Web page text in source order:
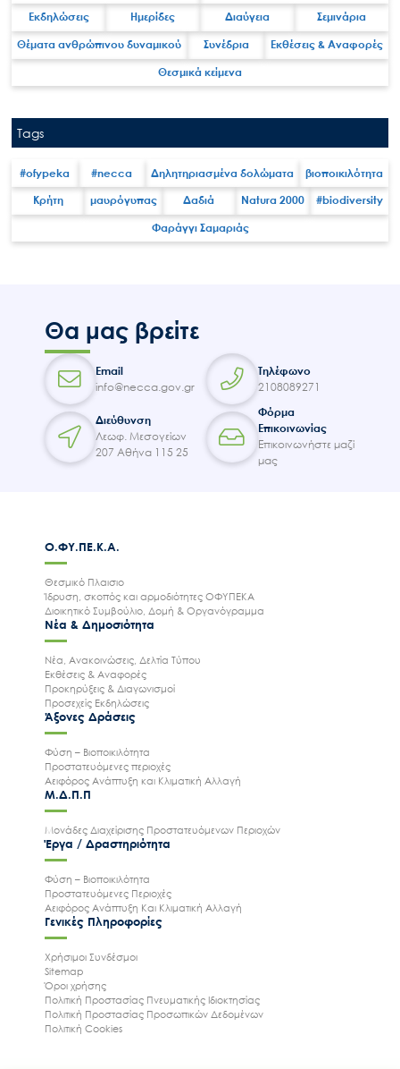
Search
Άξονες δράσης
Μ.Δ.Π.Π.
Έργα
Εισιτήρια
Επικοινωνία
Εκδηλώσεις Ημερίδες Διαύγεια Σεμινάρια
Θέματα ανθρώπινου δυναμικού Συνέδρια Εκθέσεις & Αναφορές
Θεσμικά κείμενα
Tags
#ofypeka #necca Δηλητηριασμένα δολώματα βιοποικιλότητα
Κρήτη μαυρόγυπας Δαδιά Natura 2000 #biodiversity
Φαράγγι Σαμαριάς
Θα μας βρείτε
Email
info@necca.gov.gr
Τηλέφωνο
2108089271
Διεύθυνση
Λεωφ. Μεσογείων
207 Αθήνα 115 25
Φόρμα
Επικοινωνίας
Επικοινωνήστε μαζί
μας
Ο.ΦΥ.ΠΕ.Κ.Α.
Θεσμικό Πλαισιο
Ίδρυση, σκοπός και αρμοδιότητες ΟΦΥΠΕΚΑ
Διοικητικό Συμβούλιο, Δομή & Οργανόγραμμα
Νέα & Δημοσιότητα
Νέα, Ανακοινώσεις, Δελτία Τύπου
Εκθέσεις & Αναφορές
Προκηρύξεις & Διαγωνισμοί
Προσεχείς Εκδηλώσεις
Άξονες Δράσεις
Φύση – Βιοποικιλότητα
Προστατευόμενες περιοχές
Αειφόρος Ανάπτυξη και Κλιματική Αλλαγή
Μ.Δ.Π.Π
Μονάδες Διαχείρισης Προστατευόμενων Περιοχών
Έργα / Δραστηριότητα
Φύση – Βιοποικιλότητα
Προστατευόμενες Περιοχές
Αειφόρος Ανάπτυξη Και Κλιματική Αλλαγή
Γενικές Πληροφορίες
Χρήσιμοι Συνδέσμοι
Sitemap
Όροι χρήσης
Πολιτική Προστασίας Πνευματικής Ιδιοκτησίας
Πολιτική Προστασίας Προσωπικών Δεδομένων
Πολιτική Cookies